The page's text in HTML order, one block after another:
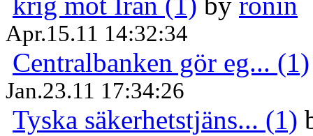
Apr.15.11 14:32:34
Centralbanken gör eg... (1)
Jan.23.11 17:34:26
Tyska säkerhetstjäns... (1)